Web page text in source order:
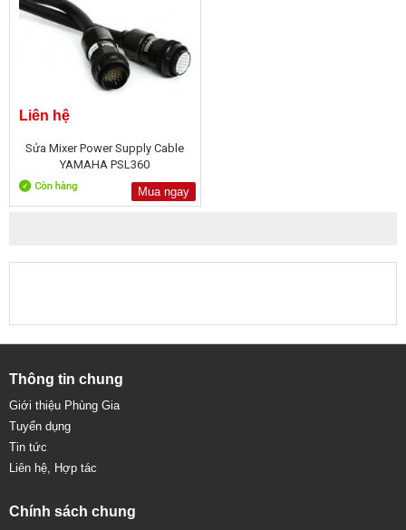
Liên hệ
Sửa Mixer Power Supply Cable
YAMAHA PSL360
Mua ngay
Thông tin chung
Giới thiệu Phùng Gia
Tuyển dụng
Tin tức
Liên hệ, Hợp tác
Chính sách chung